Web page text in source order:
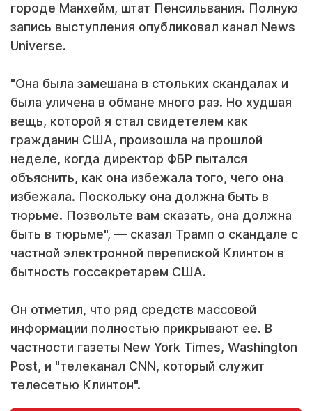
городе Манхейм, штат Пенсильвания. Полную
запись выступления опубликовал канал News
Universe.
"Она была замешана в стольких скандалах и
была уличена в обмане много раз. Но худшая
вещь, которой я стал свидетелем как
гражданин США, произошла на прошлой
неделе, когда директор ФБР пытался
объяснить, как она избежала того, чего она
избежала. Поскольку она должна быть в
тюрьме. Позвольте вам сказать, она должна
быть в тюрьме", — сказал Трамп о скандале с
частной электронной перепиской Клинтон в
бытность госсекретарем США.
Он отметил, что ряд средств массовой
информации полностью прикрывают ее. В
частности газеты New York Times, Washington
Post, и "телеканал CNN, который служит
телесетью Клинтон".